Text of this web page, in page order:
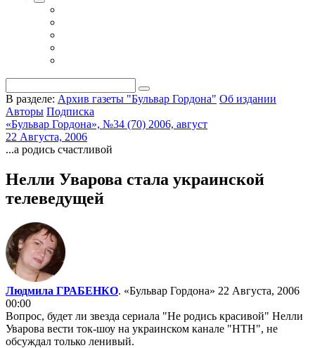
В разделе: Архив газеты "Бульвар Гордона" Об издании
Авторы Подписка
«Бульвар Гордона», №34 (70) 2006, август
22 Августа, 2006
...а родись счастливой
Нелли Уварова стала украинской
телеведущей
Людмила ГРАБЕНКО. «Бульвар Гордона» 22 Августа, 2006
00:00
Вопрос, будет ли звезда сериала "Не родись красивой" Нелли
Уварова вести ток-шоу на украинском канале "НТН", не
обсуждал только ленивый.